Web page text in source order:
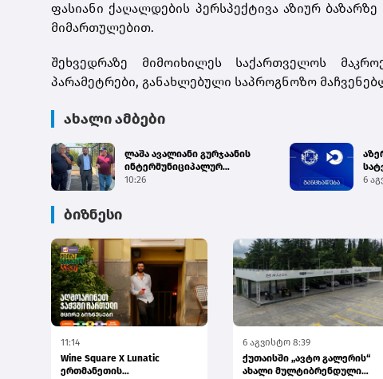
ფასიანი ქაღალდების პერსპექტივა აზიურ
მიმართულებით.
შეხვედრაზე მიმოიხილეს საქართველოს
პარამეტრები, განახლებული საპროგნოზო
ახალი ამბები
ლაშა ავალიანი გურჯაანის
ინტერმუნიციპალურ
თავშესაფარში ძაღლების
10:26 6
ბიზნესი
11:14
Wine Square X Lunatic
ერთმანეთის
6 აგვისტო 8:39
ქუთაისში „ავტო გალერის“
ახალი მულტიბრენდული